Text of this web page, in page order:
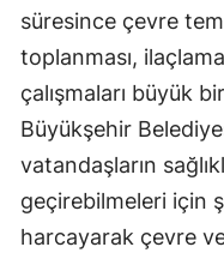
süresince çevre
toplanması,
çalışmaları büyük
Büyükşehir
vatandaşların
geçirebilmeleri için
harcayarak çevre ve